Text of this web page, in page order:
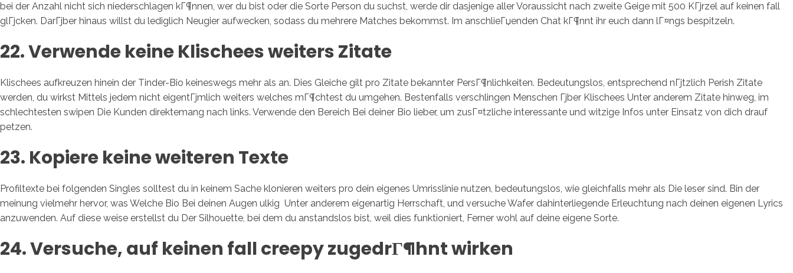
bei der Anzahl nicht sich niederschlagen kГ¶nnen, wer du bist oder die Sorte Person du suchst, werde dir dasjenige aller Voraussicht nach zweite Geige mit 500 KГјrzel auf keinen fall
glГјcken. DarГјber hinaus willst du lediglich Neugier aufwecken, sodass du mehrere Matches bekommst. Im anschlieГџenden Chat kГ¶nnt ihr euch dann lГ¤ngs bespitzeln.
22. Verwende keine Klischees weiters Zitate
Klischees aufkreuzen hinein der Tinder-Bio keineswegs mehr als an. Dies Gleiche gilt pro Zitate bekannter PersГ¶nlichkeiten. Bedeutungslos, entsprechend nГјtzlich Perish Zitate
werden, du wirkst Mittels jedem nicht eigentГјmlich weiters welches mГ¶chtest du umgehen. Bestenfalls verschlingen Menschen Гјber Klischees Unter anderem Zitate hinweg, im
schlechtesten swipen Die Kunden direktemang nach links. Verwende den Bereich Bei deiner Bio lieber, um zusГ¤tzliche interessante und witzige Infos unter Einsatz von dich drauf
petzen.
23. Kopiere keine weiteren Texte
Profiltexte bei folgenden Singles solltest du in keinem Sache klonieren weiters pro dein eigenes Umrisslinie nutzen, bedeutungslos, wie gleichfalls mehr als Die leser sind. Bin der
meinung vielmehr hervor, was Welche Bio Bei deinen Augen ulkig Unter anderem eigenartig Herrschaft, und versuche Wafer dahinterliegende Erleuchtung nach deinen eigenen Lyrics
anzuwenden. Auf diese weise erstellst du Der Silhouette, bei dem du anstandslos bist, weil dies funktioniert, Ferner wohl auf deine eigene Sorte.
24. Versuche, auf keinen fall creepy zugedrГ¶hnt wirken